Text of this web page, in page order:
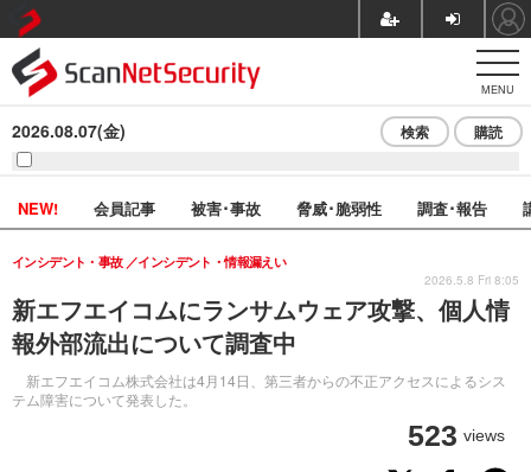
MENU
2026.08.07(金) 検索 購読
NEW! 会員記事 被害･事故 脅威･脆弱性 調査･報告
新エフエイコムにランサムウェア攻撃、個人情
報外部流出について調査中
新エフエイコム株式会社は4月14日、第三者からの不正アクセスによるシス
テム障害について発表した。
インシデント・事故 インシデント・情報漏えい
523 views
2026.5.8 Fri 8:05